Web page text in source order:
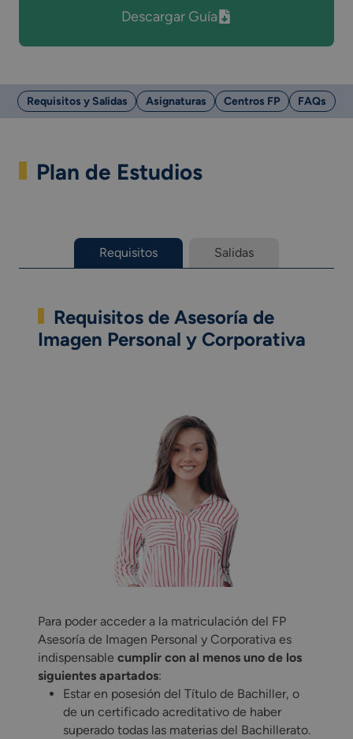
Descargar Guía
Requisitos y Salidas Asignaturas Centros FP FAQs
Plan de Estudios
Requisitos Salidas
Requisitos de Asesoría de
Imagen Personal y Corporativa
Para poder acceder a la matriculación del FP
Asesoría de Imagen Personal y Corporativa es
indispensable cumplir con al menos uno de los
siguientes apartados:
Estar en posesión del Título de Bachiller, o
de un certificado acreditativo de haber
superado todas las materias del Bachillerato.